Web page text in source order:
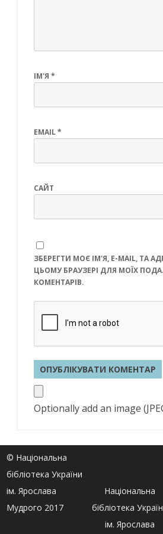
ІМ'Я *
EMAIL*
САЙТ
ЗБЕРЕГТИ МОЄ ІМ'Я, E-MAIL, ТА
ЦЬОМУ БРАУЗЕРІ ДЛЯ МОЇХ
КОМЕНТАРІВ.
Optionally add an image
© Національна
бібліотека України
ім. Ярослава
Мудрого 2017
Національна
бібліотека
ім. Ярослава